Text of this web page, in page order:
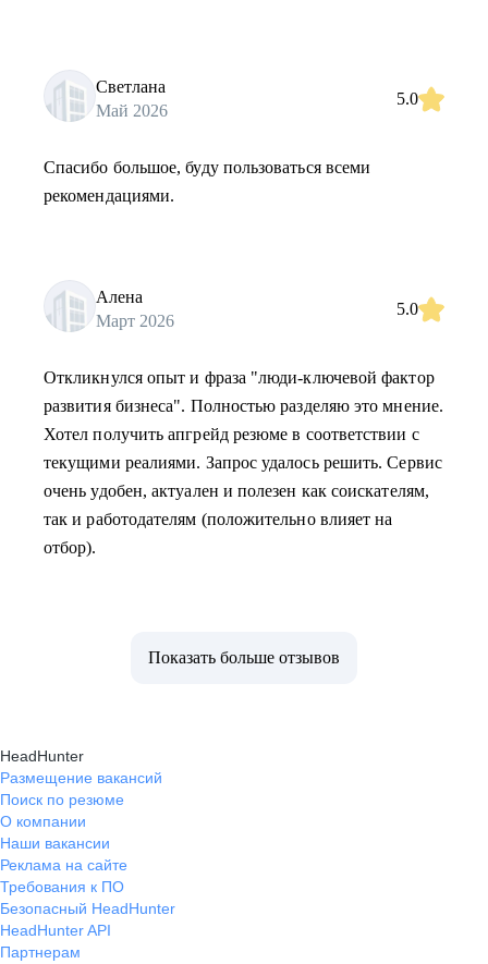
Светлана
Май 2026
5.0
Спасибо большое, буду пользоваться всеми
рекомендациями.
Алена
Март 2026
5.0
Откликнулся опыт и фраза "люди-ключевой фактор
развития бизнеса". Полностью разделяю это мнение.
Хотел получить апгрейд резюме в соответствии с
текущими реалиями. Запрос удалось решить. Сервис
очень удобен, актуален и полезен как соискателям,
так и работодателям (положительно влияет на
отбор).
Показать больше отзывов
HeadHunter
Размещение вакансий
Поиск по резюме
О компании
Наши вакансии
Реклама на сайте
Требования к ПО
Безопасный HeadHunter
HeadHunter API
Партнерам